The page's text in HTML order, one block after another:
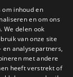
om inhoud en
en om ons
We delen ook
van onze site
analysepartners,
met andere
heeft verstrekt of